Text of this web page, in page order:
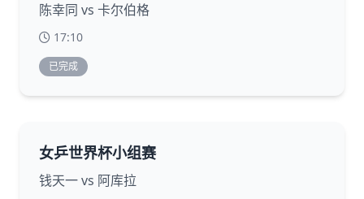
陈幸同 vs 卡尔伯格
17:10
已完成
女乒世界杯小组赛
钱天一 vs 阿库拉